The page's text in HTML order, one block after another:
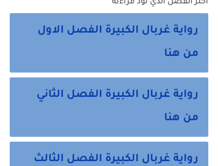
اختر الفصل الذي تود قراءته
رواية غربال الكبيرة الفصل الاول
من هنا
رواية غربال الكبيرة الفصل الثاني
من هنا
رواية غربال الكبيرة الفصل الثالث